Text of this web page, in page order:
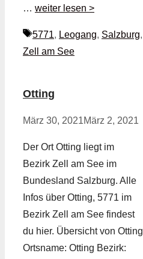
… weiter lesen >
Schlagwörter
5771, Leogang, Salzburg,
Zell am See
Otting
März 30, 2021März 2, 2021
Der Ort Otting liegt im
Bezirk Zell am See im
Bundesland Salzburg. Alle
Infos über Otting, 5771 im
Bezirk Zell am See findest
du hier. Übersicht von Otting
Ortsname: Otting Bezirk: